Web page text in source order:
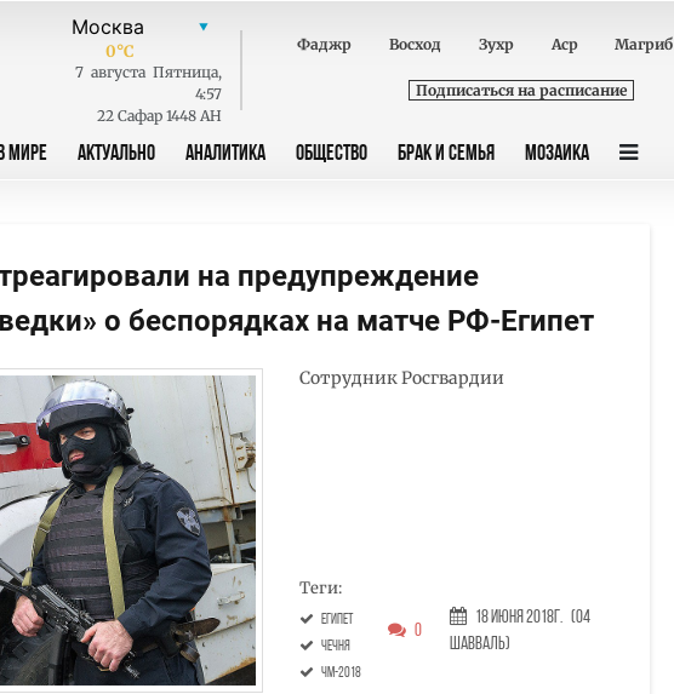
0°C
7 августа Пятница,
4:57
22 Сафар 1448 AH
Фаджр Восход Зухр Аср Магриб
Подписаться на расписание
МИРЕ АКТУАЛЬНО АНАЛИТИКА ОБЩЕСТВО БРАК И СЕМЬЯ МОЗАИКА
на предупреждение
о беспорядках на матче РФ-Египет
Сотрудник Росгвардии
Теги:
Египет
Чечня
ЧМ-2018
0
18 Июня 2018г. (04
Шавваль)